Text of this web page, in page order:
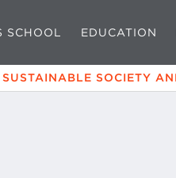
SCHOOL EDUCATION
SOCIETY